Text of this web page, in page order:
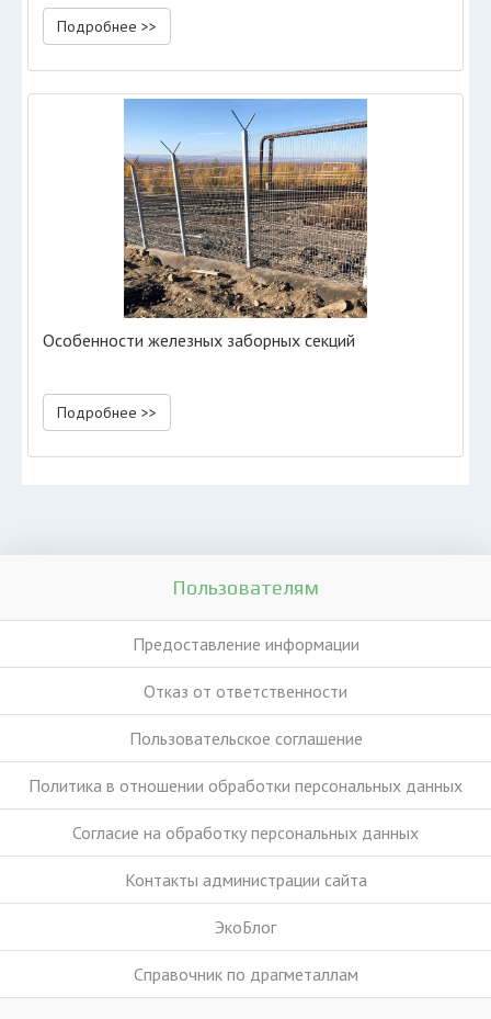
Подробнее >>
Особенности железных заборных секций
Подробнее >>
Пользователям
Предоставление информации
Отказ от ответственности
Пользовательское соглашение
Политика в отношении обработки персональных данных
Согласие на обработку персональных данных
Контакты администрации сайта
ЭкоБлог
Справочник по драгметаллам